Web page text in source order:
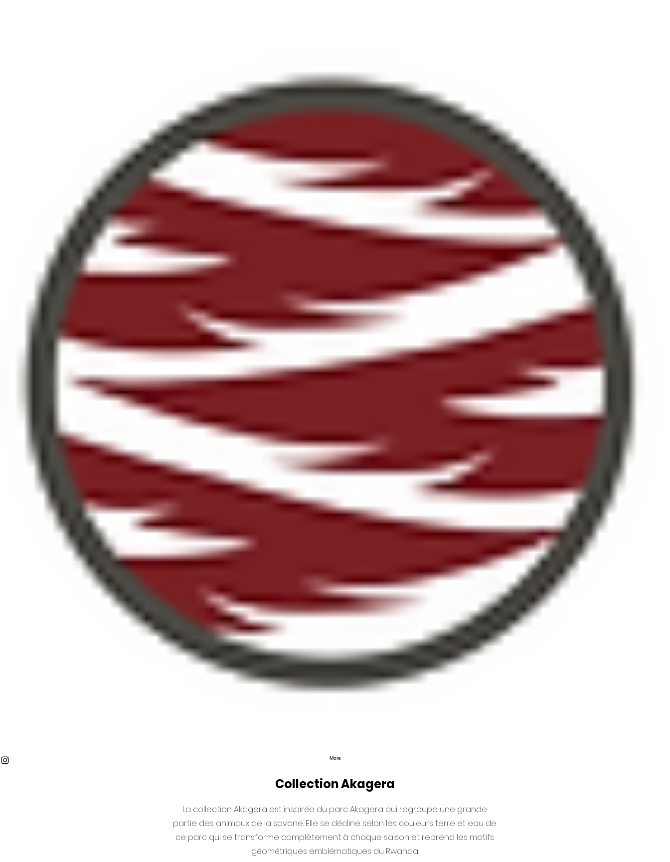
More
Collection Akagera
La collection Akagera est inspirée du parc Akagera qui regroupe une grande
partie des animaux de la savane. Elle se décline selon les couleurs terre et eau de
ce parc qui se transforme complètement à chaque saison et reprend les motifs
géométriques emblématiques du Rwanda.